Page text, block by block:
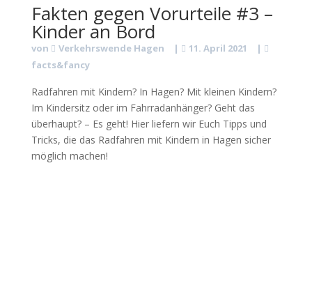
Fakten gegen Vorurteile #3 –
Kinder an Bord
von Verkehrswende Hagen | 11. April 2021
|
facts&fancy
Radfahren mit Kindern? In Hagen? Mit kleinen Kindern?
Im Kindersitz oder im Fahrradanhänger? Geht das
überhaupt? – Es geht! Hier liefern wir Euch Tipps und
Tricks, die das Radfahren mit Kindern in Hagen sicher
möglich machen!